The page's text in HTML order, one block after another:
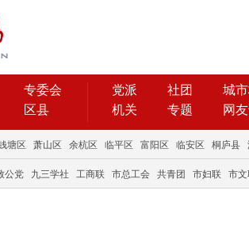
专委会
区县
党派 社团
城
机关
专题 网
塘区 萧山区 余杭区 临平区 富阳区 临安区 桐庐县
公党 九三学社 工商联 市总工会 共青团 市妇联 市